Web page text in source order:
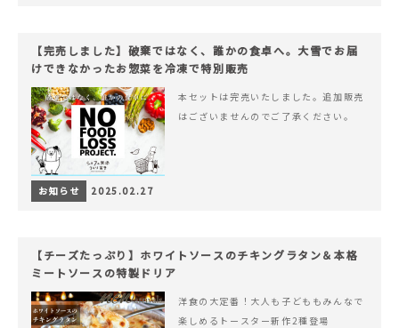
【完売しました】破棄ではなく、誰かの食卓へ。大雪でお届
けできなかったお惣菜を冷凍で特別販売
本セットは完売いたしました。追加販売
はございませんのでご了承ください。
お知らせ 2025.02.27
【チーズたっぷり】ホワイトソースのチキングラタン＆本格
ミートソースの特製ドリア
洋食の大定番！大人も子どももみんなで
楽しめるトースター新作2種登場